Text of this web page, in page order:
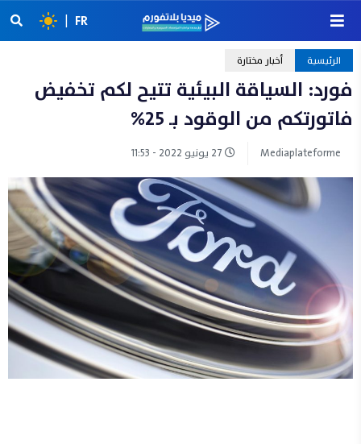
FR
|
الرئيسية أخبار مختارة
فورد: السياقة البيئية تتيح لكم تخفيض
فاتورتكم من الوقود بـ 25%
Mediaplateforme